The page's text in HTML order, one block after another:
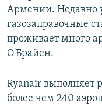
Армении. Недавно
газозаправочные
проживает много
О'Брайен.
Ryanair выполняет
более чем 240